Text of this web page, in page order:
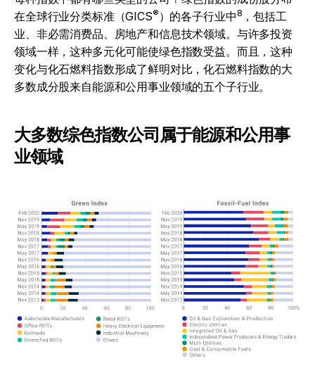
在全球行业分类标准（GICS® ）的各子行业中 8 ，包括工
业、非必需消费品、房地产和信息技术领域。与许多投资
领域一样，这种多元化可能使绿色指数受益。而且，这种
变化与化石燃料指数形成了鲜明对比，化石燃料指数的大
多数成分股来自能源和公用事业领域的五个子行业。
大多数综色指数公司属于能源和公用事
业领域